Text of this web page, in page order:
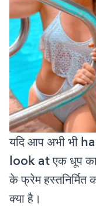
यदि आप अभी भी
look at एक धूप
के फ्रेम
क्या है।